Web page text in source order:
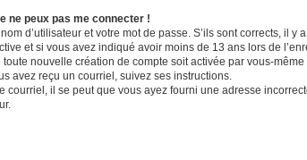
ne peux pas me connecter !
d’utilisateur et votre mot de passe. S’ils sont corrects, il y
et si vous avez indiqué avoir moins de 13 ans lors de
nouvelle création de compte soit activée par vous-
avez reçu un courriel, suivez ses instructions.
courriel, il se peut que vous ayez fourni une adresse